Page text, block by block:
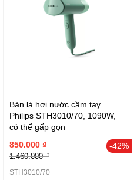
Bàn là hơi nước cầm tay
Philips STH3010/70, 1090W,
có thể gấp gọn
-42%
850.000 ₫
1.460.000 ₫
STH3010/70